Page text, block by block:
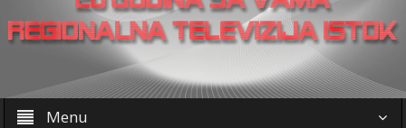
Menu